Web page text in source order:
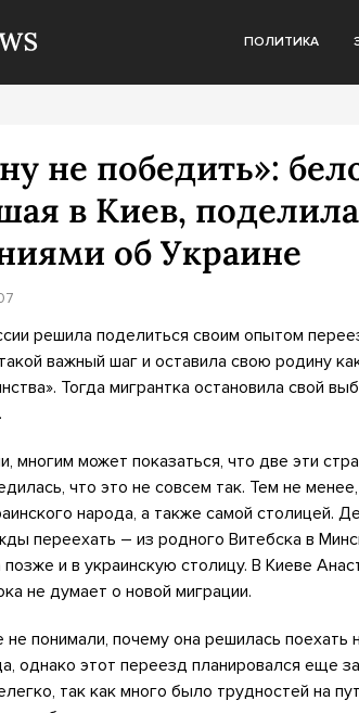
ПОЛИТИКА
не победить»:
в Киев,
об Украине
решила поделиться своим опытом
важный шаг и оставила свою родину
Тогда мигрантка остановила свой
многим может показаться, что две эти
что это не совсем так. Тем не
народа, а также самой столицей.
переехать – из родного Витебска в
позже и в украинскую столицу. В Киеве
не думает о новой миграции.
понимали, почему она решилась поехать
однако этот переезд планировался еще
так как много было трудностей на